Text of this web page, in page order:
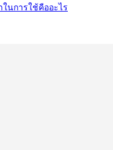
นการใช้คืออะไร